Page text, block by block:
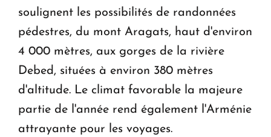
soulignent les possibilités de randonnées
pédestres, du mont Aragats, haut d'environ
4 000 mètres, aux gorges de la rivière
Debed, situées à environ 380 mètres
d'altitude. Le climat favorable la majeure
partie de l'année rend également l'Arménie
attrayante pour les voyages.